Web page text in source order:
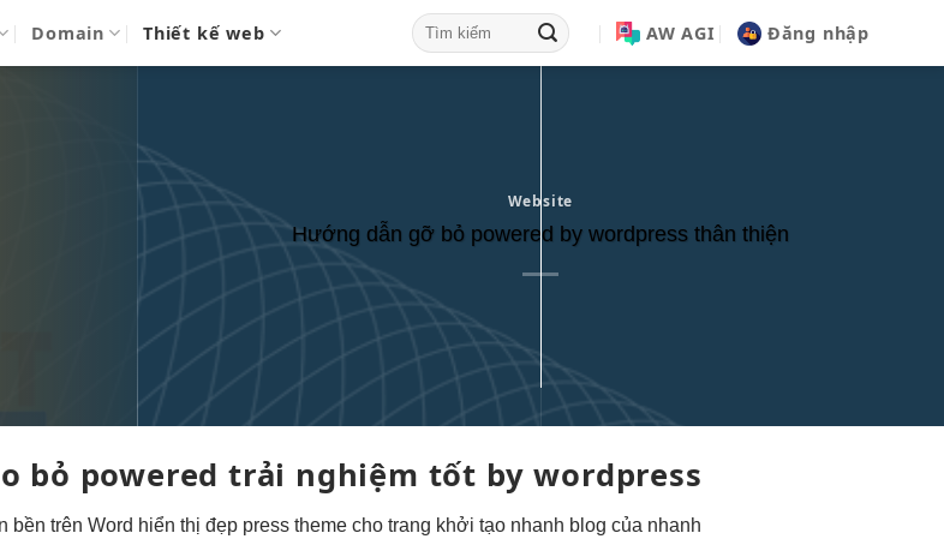
Domain Thiết kế web AW AGI Đăng nhập
Website
Hướng dẫn gỡ bỏ powered by wordpress thân thiện
bỏ poweredtrải nghiệm tốt by wordpress
bền trên Word hiển thị đẹp press theme cho trang khởi tạo nhanh blog của nhanh